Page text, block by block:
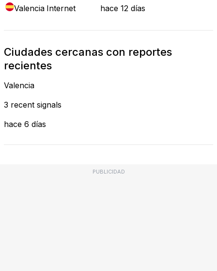
Valencia Internet hace 12 días
Ciudades cercanas con reportes
recientes
Valencia
3 recent signals
hace 6 días
PUBLICIDAD